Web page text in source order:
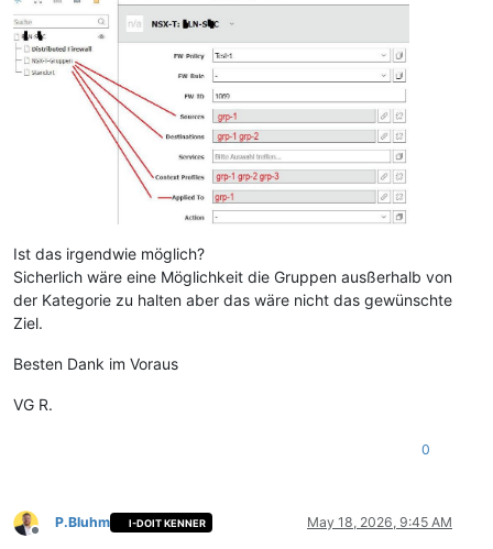
Ist das irgendwie möglich?
Sicherlich wäre eine Möglichkeit die Gruppen ausßerhalb von
der Kategorie zu halten aber das wäre nicht das gewünschte
Ziel.
Besten Dank im Voraus
VG R.
0
Offline
P.Bluhm I-DOIT KENNER May 18, 2026, 9:45 AM